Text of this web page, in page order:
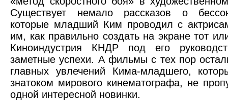
Существует немало рассказов о
которые младший Ким проводил с
им, как правильно создать на экране тот
Киноиндустрия КНДР под его
заметные успехи. А фильмы с тех пор
главных увлечений Кима-младшего,
знатоком мирового кинематографа, не
одной интересной новинки.